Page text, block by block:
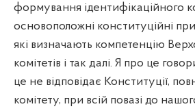
формування ідентифікаційного
основоположні конституційні
які визначають компетенцію
комітетів і так далі. Я про це
це не відповідає Конституції,
комітету, при всій повазі до